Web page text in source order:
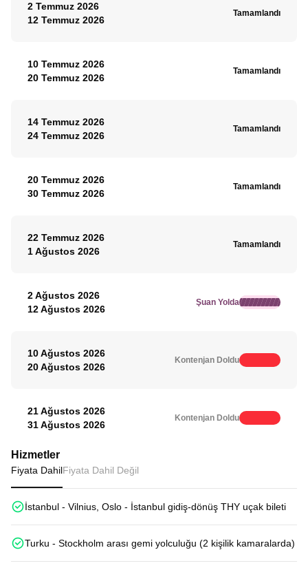
2 Temmuz 2026
12 Temmuz 2026
Tamamlandı
10 Temmuz 2026
20 Temmuz 2026
Tamamlandı
14 Temmuz 2026
24 Temmuz 2026
Tamamlandı
20 Temmuz 2026
30 Temmuz 2026
Tamamlandı
22 Temmuz 2026
1 Ağustos 2026
Tamamlandı
2 Ağustos 2026
12 Ağustos 2026
Şuan Yolda
10 Ağustos 2026
20 Ağustos 2026
Kontenjan Doldu
21 Ağustos 2026
31 Ağustos 2026
Kontenjan Doldu
Hizmetler
Fiyata DahilFiyata Dahil Değil
İstanbul - Vilnius, Oslo - İstanbul gidiş-dönüş THY uçak bileti
Turku - Stockholm arası gemi yolculuğu (2 kişilik kamaralarda)